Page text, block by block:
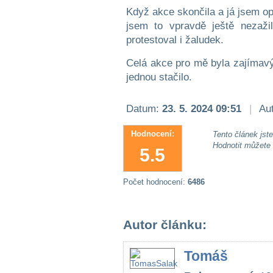
Když akce skončila a já jsem
jsem to vpravdě ještě
protestoval i žaludek.
Celá akce pro mě byla
jednou stačilo.
Datum: 23. 5. 2024 09:51 |
Hodnocení:
5.5
Tento článek
Hodnotit
Počet hodnocení: 6486
Autor článku:
Tomáš